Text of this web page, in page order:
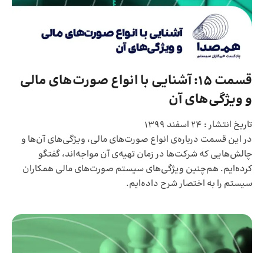
قسمت 15: آشنایی با انواع صورت‌های مالی
و ویژگی‌های آن
تاریخ انتشار : 24 اسفند 1399
در این قسمت درباره‌ی انواع صورت‌های مالی، ویژگی‌های آن‌ها و
چالش‌هایی که شرکت‌ها در زمان تهیه‌ی آن مواجه‌اند، گفتگو
کرده‌ایم. هم‌چنین ویژگی‌های سیستم صورت‌های مالی همکاران
سیستم را به اختصار شرح داده‌ایم.